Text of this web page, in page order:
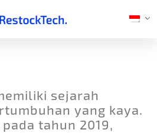
sejarah
yang kaya.
tahun 2019,